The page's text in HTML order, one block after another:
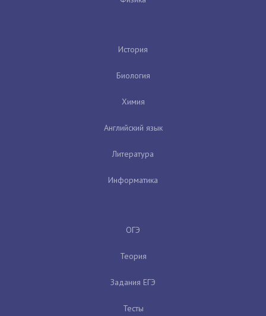
История
Биология
Химия
Английский язык
Литература
Информатика
ОГЭ
Теория
Задания ЕГЭ
Тесты